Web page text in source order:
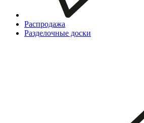
Распродажа
Разделочные доски